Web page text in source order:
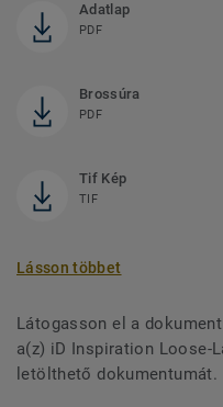
Adatlap
PDF
Brossúra
PDF
Tif Kép
TIF
Lásson többet
Látogasson el a
a(z) iD Inspiration Loose-
letölthető dokumentumát.